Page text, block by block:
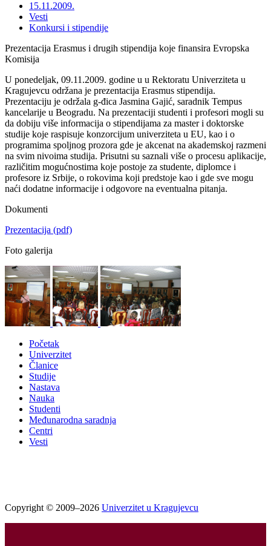
15.11.2009.
Vesti
Konkursi i stipendije
Prezentacija Erasmus i drugih stipendija koje finansira Evropska
Komisija
U ponedeljak, 09.11.2009. godine u u Rektoratu Univerziteta u
Kragujevcu održana je prezentacija Erasmus stipendija.
Prezentaciju je održala g-đica Jasmina Gajić, saradnik Tempus
kancelarije u Beogradu. Na prezentaciji studenti i profesori mogli su
da dobiju više informacija o stipendijama za master i doktorske
studije koje raspisuje konzorcijum univerziteta u EU, kao i o
programima spoljnog prozora gde je akcenat na akademskoj razmeni
na svim nivoima studija. Prisutni su saznali više o procesu aplikacije,
različitim mogućnostima koje postoje za studente, diplomce i
profesore iz Srbije, o rokovima koji predstoje kao i gde sve mogu
naći dodatne informacije i odgovore na eventualna pitanja.
Dokumenti
Prezentacija (pdf)
Foto galerija
Početak
Univerzitet
Članice
Studije
Nastava
Nauka
Studenti
Međunarodna saradnja
Centri
Vesti
Copyright © 2009–2026 Univerzitet u Kragujevcu